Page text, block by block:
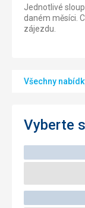
Jednotlivé
daném měsíci.
zájezdu.
Všechny
Vyberte